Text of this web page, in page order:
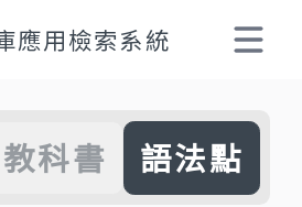
應用檢索系統 選單 -
教科書 語法點